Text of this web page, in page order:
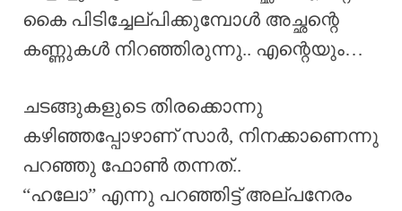
കൈ പിടിച്ചേല്പിക്കുമ്പോൾ അച്ഛന്റെ
കണ്ണുകൾ നിറഞ്ഞിരുന്നു.. എന്റെയും…
ചടങ്ങുകളുടെ തിരക്കൊന്നു
കഴിഞ്ഞപ്പോഴാണ് സാർ, നിനക്കാണെന്നു
പറഞ്ഞു ഫോൺ തന്നത്..
“ഹലോ” എന്നു പറഞ്ഞിട്ട് അല്പനേരം